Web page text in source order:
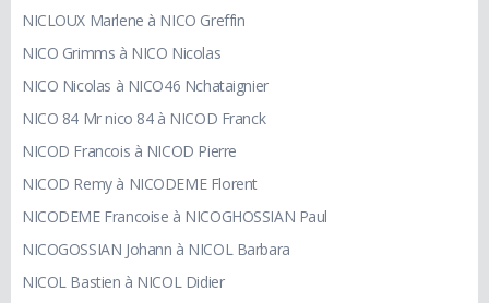
NICLOUX Marlene à NICO Greffin
NICO Grimms à NICO Nicolas
NICO Nicolas à NICO46 Nchataignier
NICO 84 Mr nico 84 à NICOD Franck
NICOD Francois à NICOD Pierre
NICOD Remy à NICODEME Florent
NICODEME Francoise à NICOGHOSSIAN Paul
NICOGOSSIAN Johann à NICOL Barbara
NICOL Bastien à NICOL Didier